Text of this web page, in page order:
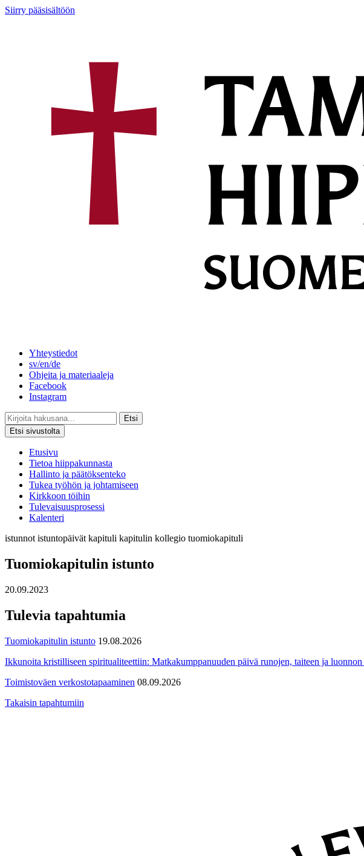
Siirry pääsisältöön
Yhteystiedot
sv/en/de
Ohjeita ja materiaaleja
Facebook
Instagram
Etsi
Etsi sivustolta
Etusivu
Tietoa hiippakunnasta
Hallinto ja päätöksenteko
Tukea työhön ja johtamiseen
Kirkkoon töihin
Tulevaisuusprosessi
Kalenteri
istunnot istuntopäivät kapituli kapitulin kollegio tuomiokapituli
Tuomiokapitulin istunto
20.09.2023
Tulevia tapahtumia
Tuomiokapitulin istunto 19.08.2026
Ikkunoita kristilliseen spiritualiteettiin: Matkakumppanuuden päivä runojen, taiteen ja luonnon
Toimistoväen verkostotapaaminen 08.09.2026
Takaisin tapahtumiin